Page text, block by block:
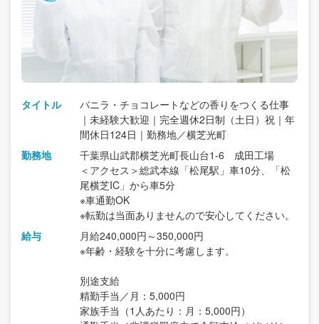
タイトル
バニラ・チョコレートなどの香りをつくる仕事
｜未経験大歓迎｜完全週休2日制（土日）祝｜年
間休日124日｜勤務地／横芝光町
勤務地
千葉県山武郡横芝光町長山台1-6 成田工場
＜アクセス＞総武本線「松尾駅」車10分、「松
尾横芝IC」から車5分
※車通勤OK
※転勤は当面ありませんので安心してください。
給与
月給240,000円～350,000円
※年齢・経験を十分に考慮します。
別途支給
精勤手当／月：5,000円
家族手当（1人あたり：月：5,000円）